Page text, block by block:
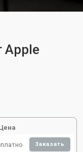
Apple
Заказать